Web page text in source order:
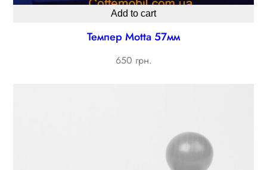
Add to cart
Темпер Motta 57мм
650 грн.